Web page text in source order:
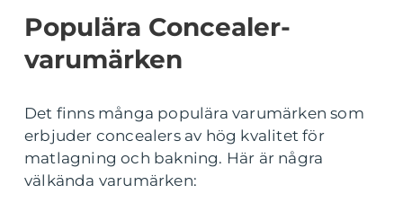
Populära Concealer-
varumärken
Det finns många populära varumärken som
erbjuder concealers av hög kvalitet för
matlagning och bakning. Här är några
välkända varumärken: